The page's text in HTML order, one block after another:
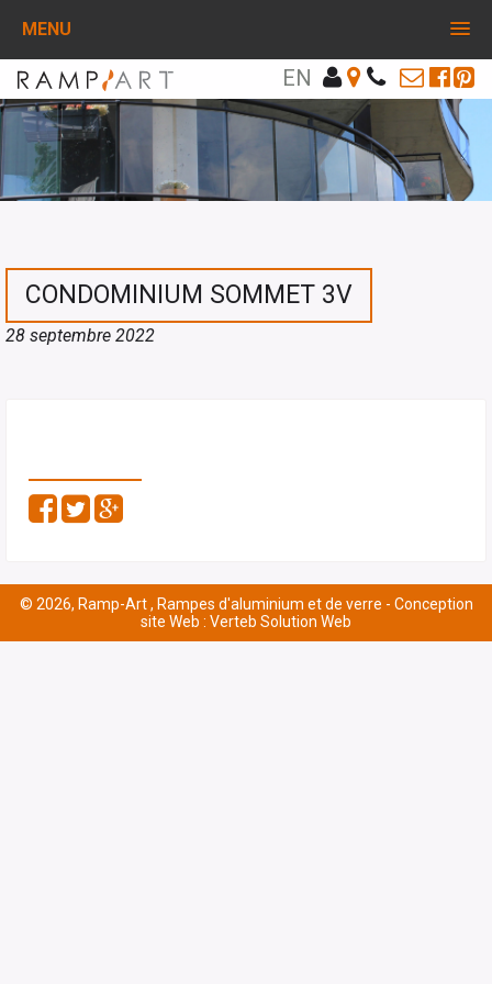
MENU
EN
CONDOMINIUM SOMMET 3V
28 septembre 2022
© 2026, Ramp-Art , Rampes d'aluminium et de verre - Conception
site Web : Verteb Solution Web